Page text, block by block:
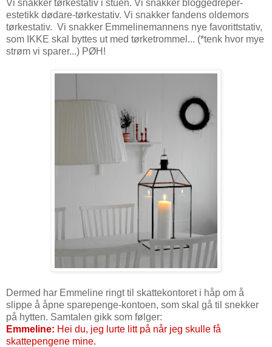
Vi snakker tørkestativ i stuen. Vi snakker bloggedreper-
estetikk dødare-tørkestativ. Vi snakker fandens oldemors
tørkestativ. Vi snakker Emmelinemannens nye favorittstativ,
som IKKE skal byttes ut med tørketrommel... (*tenk hvor mye
strøm vi sparer...) PØH!
Dermed har Emmeline ringt til skattekontoret i håp om å
slippe å åpne sparepenge-kontoen, som skal gå til snekker
på hytten. Samtalen gikk som følger:
Emmeline: Hei du, jeg lurte litt på når jeg skulle få
skattepengene mine.